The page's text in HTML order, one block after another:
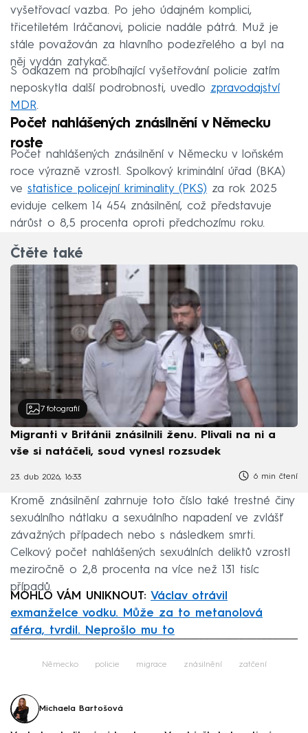
vyšetřovací vazba. Po jeho údajném komplici,
třicetiletém Iráčanovi, policie nadále pátrá. Muž je
stále považován za hlavního podezřelého a byl na
něj vydán zatykač.
S odkazem na probíhající vyšetřování policie zatím
neposkytla další podrobnosti, uvedlo zpravodajství
MDR.
Počet nahlášených znásilnění v Německu
roste
Počet nahlášených znásilnění v Německu v loňském
roce výrazně vzrostl. Spolkový kriminální úřad (BKA)
ve statistice policejní kriminality (PKS) za rok 2025
eviduje celkem 14 454 znásilnění, což představuje
nárůst o 8,5 procenta oproti předchozímu roku.
Čtěte také
7 fotografií
Migranti v Británii znásilnili ženu. Plivali na ni a
vše si natáčeli, soud vynesl rozsudek
23. dub 2026, 16:33 6 min čtení
Kromě znásilnění zahrnuje toto číslo také trestné činy
sexuálního nátlaku a sexuálního napadení ve zvlášť
závažných případech nebo s následkem smrti.
Celkový počet nahlášených sexuálních deliktů vzrostl
meziročně o 2,8 procenta na více než 131 tisíc
případů.
MOHLO VÁM UNIKNOUT: Václav otrávil
exmanželce vodku. Může za to metanolová
aféra, tvrdil. Neprošlo mu to
Německo policie migrace znásilnění zatčení
Michaela Bartošová